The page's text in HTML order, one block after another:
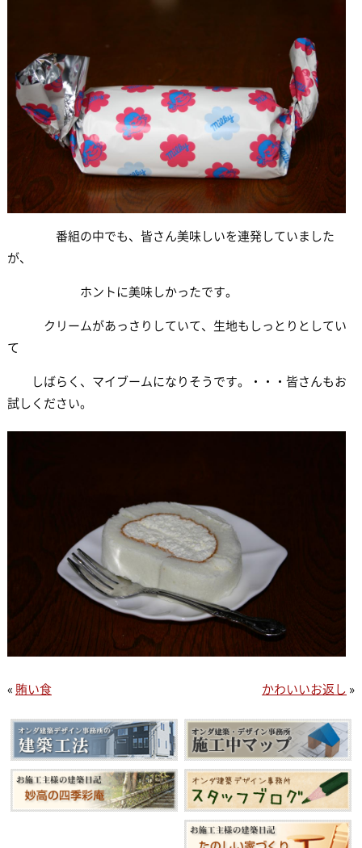
番組の中でも、皆さん美味しいを連発していました
が、
ホントに美味しかったです。
クリームがあっさりしていて、生地もしっとりとしてい
て
しばらく、マイブームになりそうです。・・・皆さんもお
試しください。
« 賄い食 かわいいお返し »